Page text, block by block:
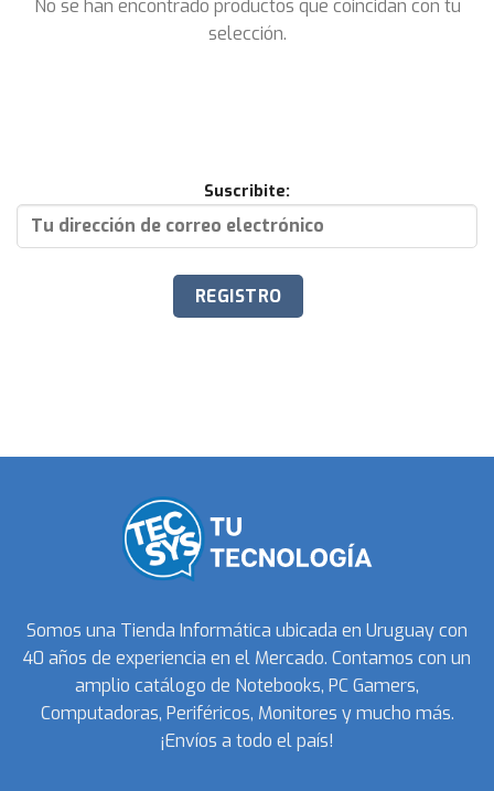
No se han encontrado productos que coincidan con tu
selección.
Suscribite:
Somos una Tienda Informática ubicada en Uruguay con
40 años de experiencia en el Mercado. Contamos con un
amplio catálogo de Notebooks, PC Gamers,
Computadoras, Periféricos, Monitores y mucho más.
¡Envíos a todo el país!